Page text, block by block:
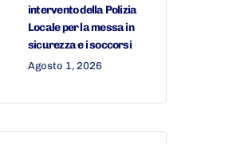
intervento della Polizia
Locale per la messa in
sicurezza e i soccorsi
Agosto 1, 2026